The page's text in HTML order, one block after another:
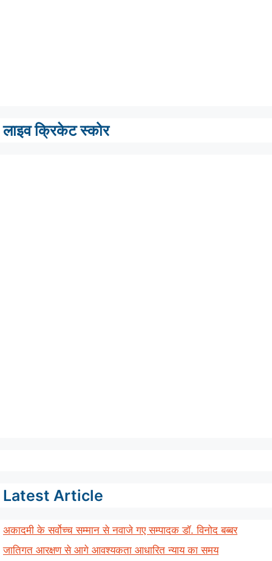
लाइव क्रिकेट स्कोर
Latest Article
अकादमी के सर्वोच्च सम्मान से नवाजे गए सम्पादक डॉ. विनोद बब्बर
जातिगत आरक्षण से आगे आवश्यकता आधारित न्याय का समय